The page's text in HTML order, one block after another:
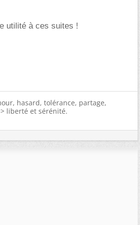
utilité à ces suites !
hasard, tolérance, partage,
liberté et sérénité.